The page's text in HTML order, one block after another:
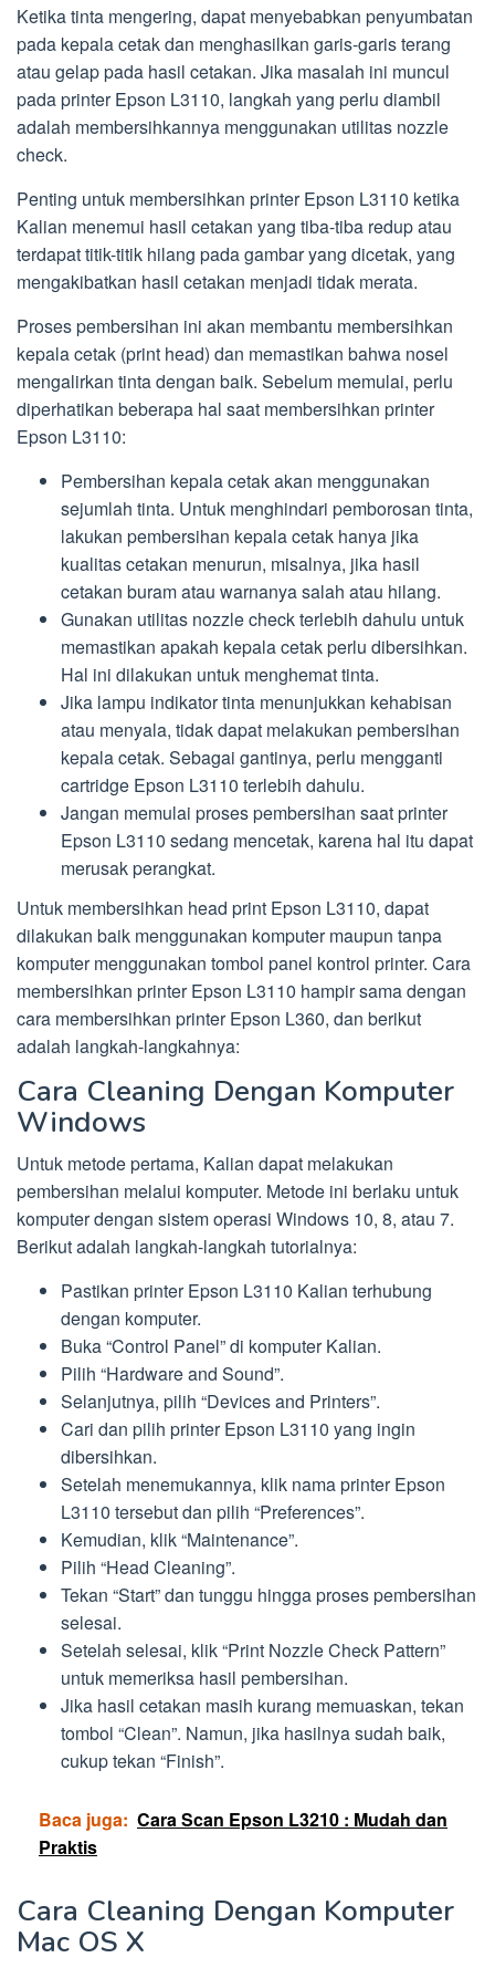
Ketika tinta mengering, dapat menyebabkan penyumbatan
pada kepala cetak dan menghasilkan garis-garis terang
atau gelap pada hasil cetakan. Jika masalah ini muncul
pada printer Epson L3110, langkah yang perlu diambil
adalah membersihkannya menggunakan utilitas nozzle
check.
Penting untuk membersihkan printer Epson L3110 ketika
Kalian menemui hasil cetakan yang tiba-tiba redup atau
terdapat titik-titik hilang pada gambar yang dicetak, yang
mengakibatkan hasil cetakan menjadi tidak merata.
Proses pembersihan ini akan membantu membersihkan
kepala cetak (print head) dan memastikan bahwa nosel
mengalirkan tinta dengan baik. Sebelum memulai, perlu
diperhatikan beberapa hal saat membersihkan printer
Epson L3110:
Pembersihan kepala cetak akan menggunakan
sejumlah tinta. Untuk menghindari pemborosan tinta,
lakukan pembersihan kepala cetak hanya jika
kualitas cetakan menurun, misalnya, jika hasil
cetakan buram atau warnanya salah atau hilang.
Gunakan utilitas nozzle check terlebih dahulu untuk
memastikan apakah kepala cetak perlu dibersihkan.
Hal ini dilakukan untuk menghemat tinta.
Jika lampu indikator tinta menunjukkan kehabisan
atau menyala, tidak dapat melakukan pembersihan
kepala cetak. Sebagai gantinya, perlu mengganti
cartridge Epson L3110 terlebih dahulu.
Jangan memulai proses pembersihan saat printer
Epson L3110 sedang mencetak, karena hal itu dapat
merusak perangkat.
Untuk membersihkan head print Epson L3110, dapat
dilakukan baik menggunakan komputer maupun tanpa
komputer menggunakan tombol panel kontrol printer. Cara
membersihkan printer Epson L3110 hampir sama dengan
cara membersihkan printer Epson L360, dan berikut
adalah langkah-langkahnya:
Cara Cleaning Dengan Komputer
Windows
Untuk metode pertama, Kalian dapat melakukan
pembersihan melalui komputer. Metode ini berlaku untuk
komputer dengan sistem operasi Windows 10, 8, atau 7.
Berikut adalah langkah-langkah tutorialnya:
Pastikan printer Epson L3110 Kalian terhubung
dengan komputer.
Buka “Control Panel” di komputer Kalian.
Pilih “Hardware and Sound”.
Selanjutnya, pilih “Devices and Printers”.
Cari dan pilih printer Epson L3110 yang ingin
dibersihkan.
Setelah menemukannya, klik nama printer Epson
L3110 tersebut dan pilih “Preferences”.
Kemudian, klik “Maintenance”.
Pilih “Head Cleaning”.
Tekan “Start” dan tunggu hingga proses pembersihan
selesai.
Setelah selesai, klik “Print Nozzle Check Pattern”
untuk memeriksa hasil pembersihan.
Jika hasil cetakan masih kurang memuaskan, tekan
tombol “Clean”. Namun, jika hasilnya sudah baik,
cukup tekan “Finish”.
Baca juga: Cara Scan Epson L3210 : Mudah dan
Praktis
Cara Cleaning Dengan Komputer
Mac OS X